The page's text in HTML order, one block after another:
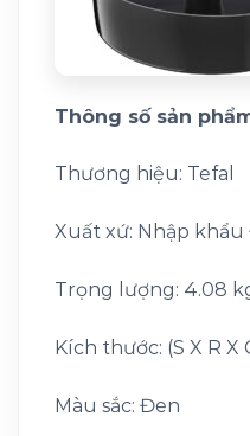
Thông số sản
Thương hiệu: Tefal
Xuất xứ: Nhập
Trọng lượng: 4.08
Kích thước: (S X R X
Màu sắc: Đen